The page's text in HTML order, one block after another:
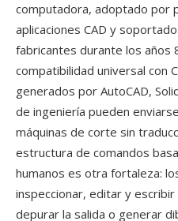
computadora, adoptado por
aplicaciones CAD y
fabricantes durante los años
compatibilidad universal con
generados por AutoCAD,
de ingeniería pueden
máquinas de corte sin
estructura de comandos
humanos es otra fortaleza:
inspeccionar, editar y
depurar la salida o generar